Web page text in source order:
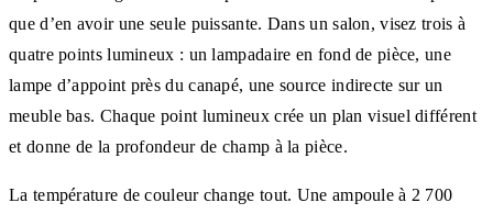
que d’en avoir une seule puissante. Dans un salon, visez trois à
quatre points lumineux : un lampadaire en fond de pièce, une
lampe d’appoint près du canapé, une source indirecte sur un
meuble bas. Chaque point lumineux crée un plan visuel différent
et donne de la profondeur de champ à la pièce.
La température de couleur change tout. Une ampoule à 2 700